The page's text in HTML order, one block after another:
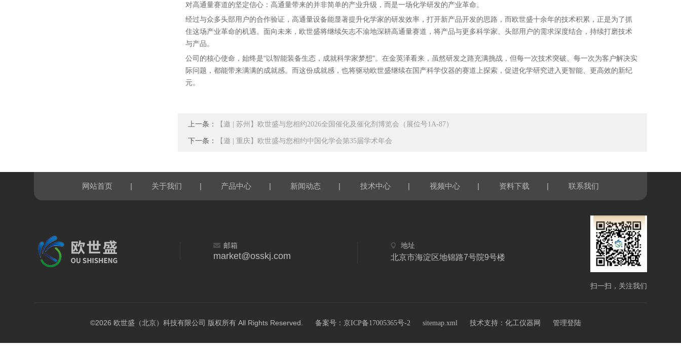
对高通量赛道的坚定信心：高通量带来的并非简单的产业升级，而是一场化学研发的产业革命。
经过与众多头部用户的合作验证，高通量设备能显著提升化学家的研发效率，打开新产品开发的思路，而欧世盛十余年的技术积累，正是为了抓
住这场产业革命的机遇。面向未来，欧世盛将继续矢志不渝地深耕高通量赛道，将产品与更多科学家、头部用户的需求深度结合，持续打磨技术
与产品。
公司的核心使命，始终是“以智能装备生态，成就科学家梦想"。在金英泽看来，虽然研发之路充满挑战，但每一次技术突破、每一次为客户解决实
际问题，都能带来满满的成就感。而这份成就感，也将驱动欧世盛继续在国产科学仪器的赛道上探索，促进化学研究进入更智能、更高效的新纪
元。
上一条： 【邀 | 苏州】欧世盛与您相约2026全国催化及催化剂博览会（展位号1A-87）
下一条： 【邀 | 重庆】欧世盛与您相约中国化学会第35届学术年会
网站首页 | 关于我们 | 产品中心 | 新闻动态 | 技术中心 | 视频中心 | 资料下载 | 联系我们
邮箱
market@osskj.com
地址
北京市海淀区地锦路7号院9号楼
扫一扫，关注我们
©2026 欧世盛（北京）科技有限公司 版权所有 All Rights Reserved. 备案号：京ICP备17005365号-2 sitemap.xml 技术支持： 化工仪器网 管理登陆